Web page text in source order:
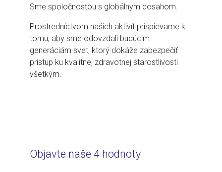
Sme spoločnosťou s globálnym dosahom.
Prostredníctvom našich aktivít prispievame k
tomu, aby sme odovzdali budúcim
generáciám svet, ktorý dokáže zabezpečiť
prístup ku kvalitnej zdravotnej starostlivosti
všetkým.
Objavte naše 4 hodnoty